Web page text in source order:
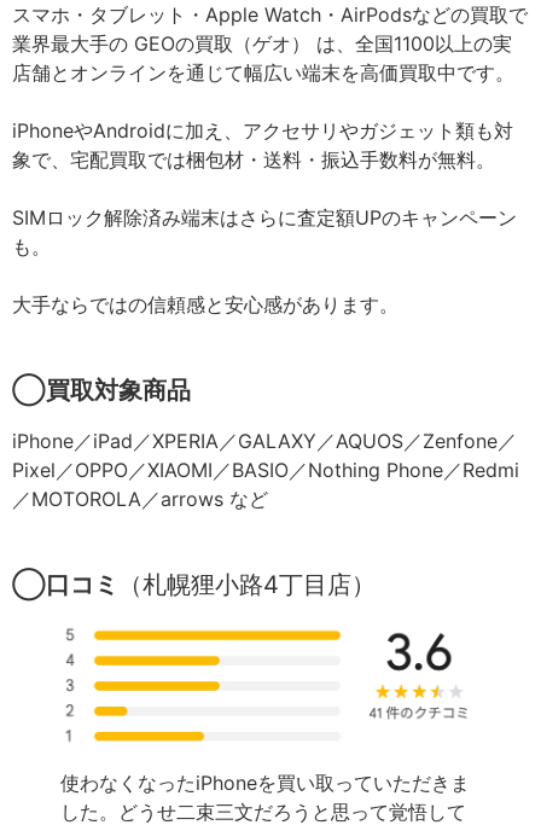
スマホ・タブレット・Apple Watch・AirPodsなどの買取で
業界最大手の GEOの買取（ゲオ） は、全国1100以上の実
店舗とオンラインを通じて幅広い端末を高価買取中です。
iPhoneやAndroidに加え、アクセサリやガジェット類も対
象で、宅配買取では梱包材・送料・振込手数料が無料。
SIMロック解除済み端末はさらに査定額UPのキャンペーン
も。
大手ならではの信頼感と安心感があります。
◯買取対象商品
iPhone／iPad／XPERIA／GALAXY／AQUOS／Zenfone／
Pixel／OPPO／XIAOMI／BASIO／Nothing Phone／Redmi
／MOTOROLA／arrows など
◯口コミ （札幌狸小路4丁目店）
使わなくなったiPhoneを買い取っていただきま
した。どうせ二束三文だろうと思って覚悟して